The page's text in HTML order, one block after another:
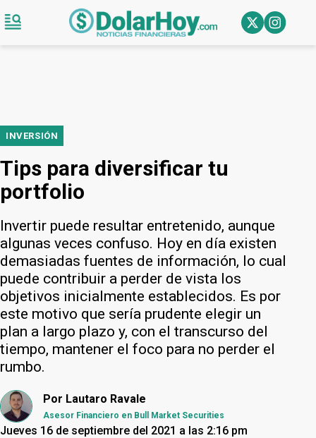
INVERSIÓN
Tips para diversificar tu
portfolio
Invertir puede resultar entretenido, aunque
algunas veces confuso. Hoy en día existen
demasiadas fuentes de información, lo cual
puede contribuir a perder de vista los
objetivos inicialmente establecidos. Es por
este motivo que sería prudente elegir un
plan a largo plazo y, con el transcurso del
tiempo, mantener el foco para no perder el
rumbo.
Por Lautaro Ravale
Asesor Financiero en Bull Market Securities
Jueves 16 de septiembre del 2021 a las 2:16 pm